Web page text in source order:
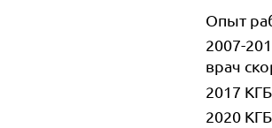
Опыт
2007-
врач
2017
2020